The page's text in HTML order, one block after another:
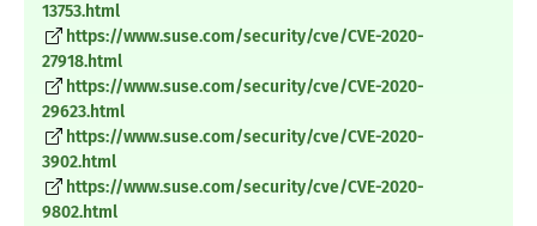
13753.html
https://www.suse.com/security/cve/CVE-2020-
27918.html
https://www.suse.com/security/cve/CVE-2020-
29623.html
https://www.suse.com/security/cve/CVE-2020-
3902.html
https://www.suse.com/security/cve/CVE-2020-
9802.html